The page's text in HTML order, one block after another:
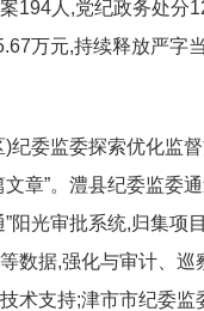
194人,党纪政务处分
万元,持续释放严字
)纪委监委探索优化监
文章”。澧县纪委监委
阳光审批系统,归集项
数据,强化与审计、巡
术支持;津市市纪委监